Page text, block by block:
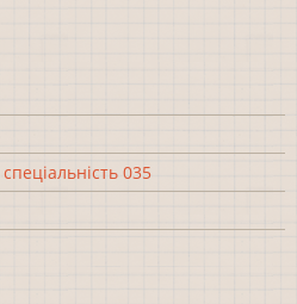
спеціальність 035